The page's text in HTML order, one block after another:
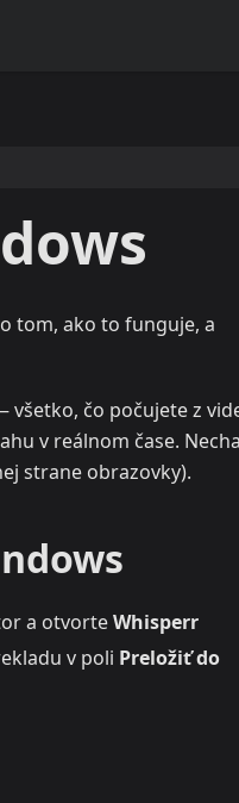
tom, ako to funguje, a
všetko, čo počujete z
v reálnom čase.
strane obrazovky).
a otvorteWhisperr
v poli Preložiť do